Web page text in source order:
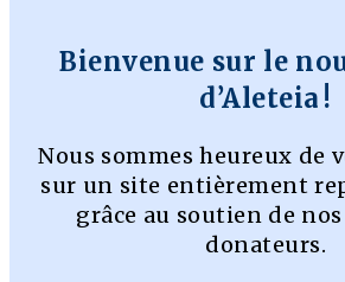
Bienvenue sur le
d’Aleteia !
Nous sommes heureux de
sur un site entièrement
grâce au soutien de
donateurs.